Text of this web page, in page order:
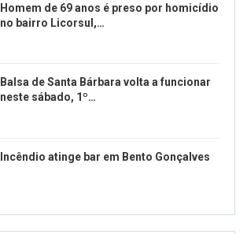
Homem de 69 anos é preso por homicídio
no bairro Licorsul,…
Balsa de Santa Bárbara volta a funcionar
neste sábado, 1º…
Incêndio atinge bar em Bento Gonçalves